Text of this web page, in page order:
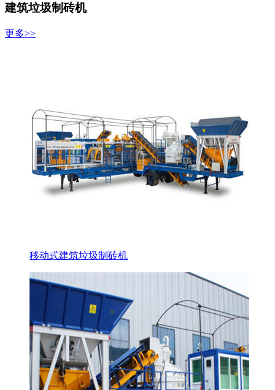
建筑垃圾制砖机
更多>>
移动式建筑垃圾制砖机